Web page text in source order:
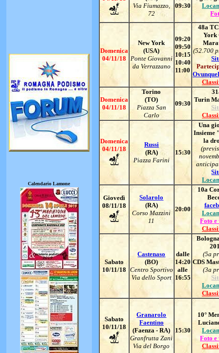
Via Fiumazzo,
72
09:30
Domenica
04/11/18
New York
(USA)
Ponte Giovanni
da Verrazzano
09:20
09:50
10:15
10:40
11:00
48a
York
(52.700
Domenica
04/11/18
Torino
(TO)
Piazza San
Carlo
09:30
Turin
Domenica
04/11/18
Russi
(RA)
Piazza Farini
15:30
Una
Insieme
la
Giovedì
08/11/18
Solarolo
(RA)
Corso Mazzini
11
20:00
10a
Foto e
Sabato
10/11/18
Castenaso
(BO)
Centro Sportivo
Via dello Sport
dalle
14:20
alle
16:55
(5a
CDS
(3a
Sabato
10/11/18
Granarolo
Faentino
(Faenza - RA)
Granfrutta Zani
Via del Borgo
15:30
10°
Foto e
Calendario Lamone